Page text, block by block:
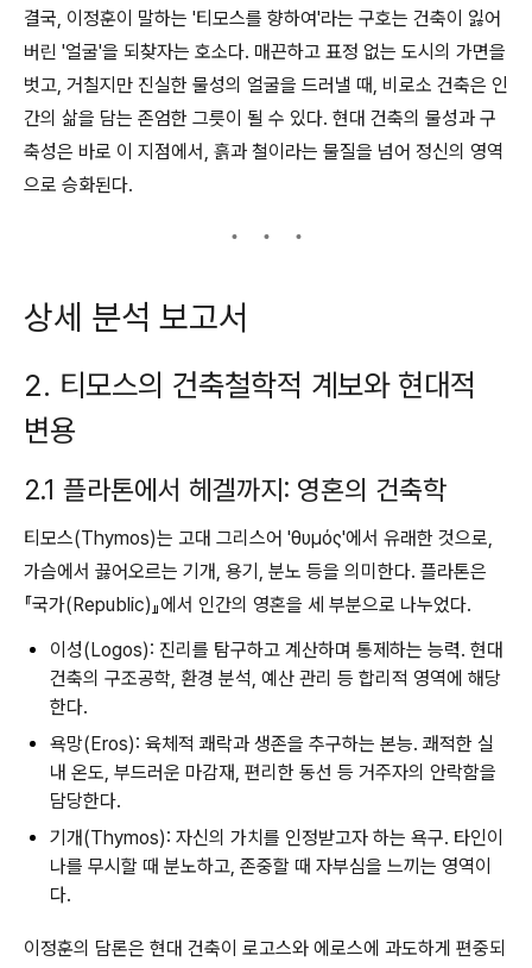
결국, 이정훈이 말하는 '티모스를 향하여'라는 구호는 건축이 잃어
버린 '얼굴'을 되찾자는 호소다. 매끈하고 표정 없는 도시의 가면을
벗고, 거칠지만 진실한 물성의 얼굴을 드러낼 때, 비로소 건축은 인
간의 삶을 담는 존엄한 그릇이 될 수 있다. 현대 건축의 물성과 구
축성은 바로 이 지점에서, 흙과 철이라는 물질을 넘어 정신의 영역
으로 승화된다.
상세 분석 보고서
2. 티모스의 건축철학적 계보와 현대적
변용
2.1 플라톤에서 헤겔까지: 영혼의 건축학
티모스(Thymos)는 고대 그리스어 'θυμός'에서 유래한 것으로,
가슴에서 끓어오르는 기개, 용기, 분노 등을 의미한다. 플라톤은
『국가(Republic)』에서 인간의 영혼을 세 부분으로 나누었다.
이성(Logos): 진리를 탐구하고 계산하며 통제하는 능력. 현대
건축의 구조공학, 환경 분석, 예산 관리 등 합리적 영역에 해당
한다.
욕망(Eros): 육체적 쾌락과 생존을 추구하는 본능. 쾌적한 실
내 온도, 부드러운 마감재, 편리한 동선 등 거주자의 안락함을
담당한다.
기개(Thymos): 자신의 가치를 인정받고자 하는 욕구. 타인이
나를 무시할 때 분노하고, 존중할 때 자부심을 느끼는 영역이
다.
이정훈의 담론은 현대 건축이 로고스와 에로스에 과도하게 편중되